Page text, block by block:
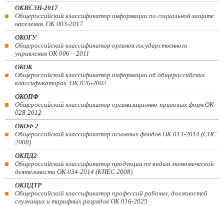
ОКИСЗН-2017
Общероссийский классификатор информации по социальной защите
населения. ОК 003-2017
ОКОГУ
Общероссийский классификатор органов государственного
управления ОК 006 – 2011
ОКОК
Общероссийский классификатор информации об общероссийских
классификаторах. ОК 026-2002
ОКОПФ
Общероссийский классификатор организационно-правовых форм ОК
028-2012
ОКОФ 2
Общероссийский классификатор основных фондов ОК 013-2014 (СНС
2008)
ОКПД2
Общероссийский классификатор продукции по видам экономической
деятельности ОК 034-2014 (КПЕС 2008)
ОКПДТР
Общероссийский классификатор профессий рабочих, должностей
служащих и тарифных разрядов ОК 016-2025